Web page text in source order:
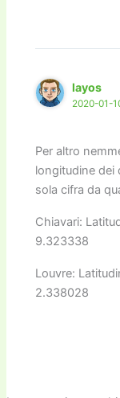
layos
2020-01-
Per altro
longitudine dei
sola cifra da
Chiavari:
9.323338
Louvre:
2.338028